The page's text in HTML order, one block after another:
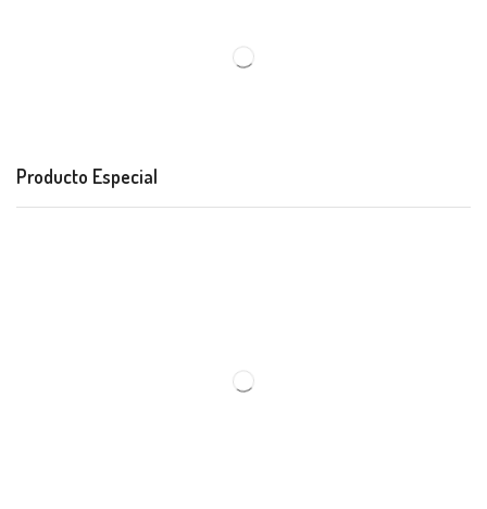
Producto Especial